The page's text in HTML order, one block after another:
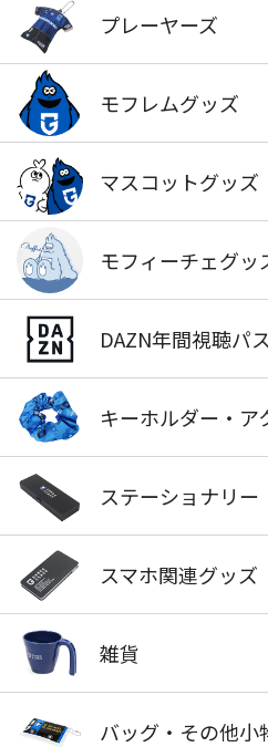
プレーヤーズ
モフレムグッズ
マスコットグッズ
モフィーチェグッ
DAZN年間視聴パス
キーホルダー・ア
ステーショナリー
スマホ関連グッズ
雑貨
バッグ・その他小